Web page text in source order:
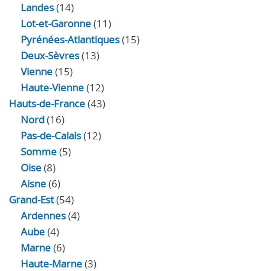
Landes(14)
Lot-et-Garonne(11)
Pyrénées-Atlantiques(15)
Deux-Sèvres(13)
Vienne(15)
Haute-Vienne(12)
Hauts-de-France(43)
Nord(16)
Pas-de-Calais(12)
Somme(5)
Oise(8)
Aisne(6)
Grand-Est(54)
Ardennes(4)
Aube(4)
Marne(6)
Haute-Marne(3)